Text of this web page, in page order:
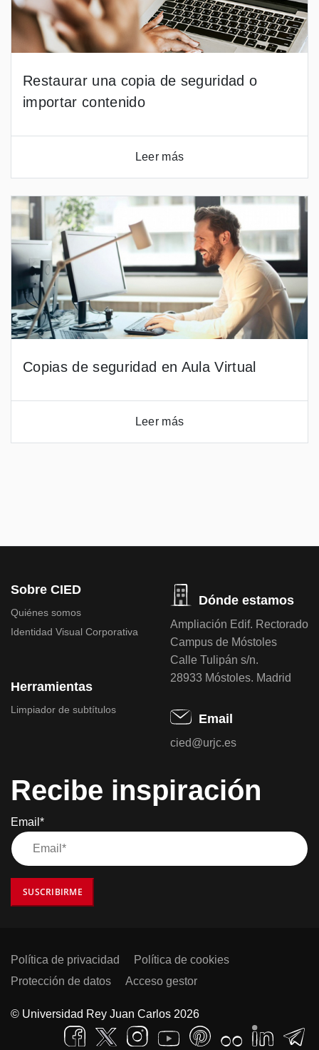
Restaurar una copia de seguridad o
importar contenido
Leer más
Copias de seguridad en Aula Virtual
Leer más
Sobre CIED
Quiénes somos
Identidad Visual Corporativa
Herramientas
Limpiador de subtítulos
Dónde estamos
Ampliación Edif. Rectorado
Campus de Móstoles
Calle Tulipán s/n.
28933 Móstoles. Madrid
Email
cied@urjc.es
Recibe inspiración
Email*
SUSCRIBIRME
Política de privacidad
Política de cookies
Protección de datos
Acceso gestor
© Universidad Rey Juan Carlos 2026